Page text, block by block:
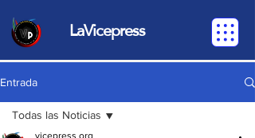
LaVicepress
Entrada
Todas las Noticias
vicepress org